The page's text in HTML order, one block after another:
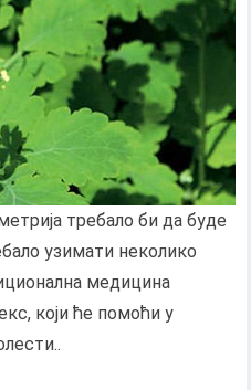
требало би да буде
узимати неколико
медицина
који ће помоћи у